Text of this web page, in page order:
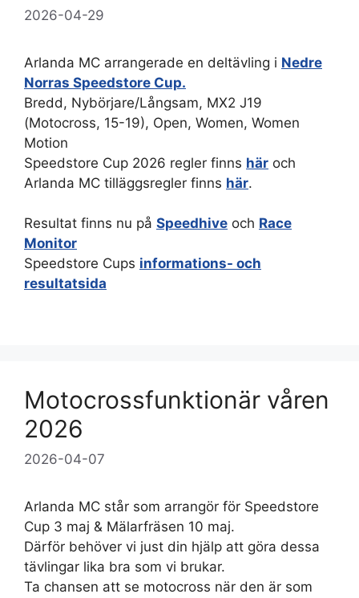
2026-04-29
Arlanda MC arrangerade en deltävling i Nedre
Norras Speedstore Cup.
Bredd, Nybörjare/Långsam, MX2 J19
(Motocross, 15-19), Open, Women, Women
Motion
Speedstore Cup 2026 regler finns här och
Arlanda MC tilläggsregler finns här.
Resultat finns nu på Speedhive och Race
Monitor
Speedstore Cups informations- och
resultatsida
Motocrossfunktionär våren
2026
2026-04-07
Arlanda MC står som arrangör för Speedstore
Cup 3 maj & Mälarfräsen 10 maj.
Därför behöver vi just din hjälp att göra dessa
tävlingar lika bra som vi brukar.
Ta chansen att se motocross när den är som